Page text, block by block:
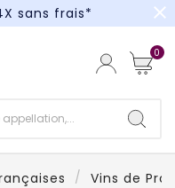
sans frais*
sans frais*
close
0
Vins de